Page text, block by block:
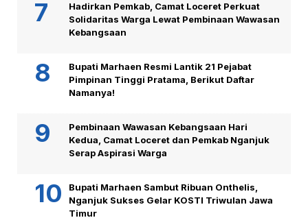
Hadirkan Pemkab, Camat Loceret Perkuat
Solidaritas Warga Lewat Pembinaan Wawasan
Kebangsaan
Bupati Marhaen Resmi Lantik 21 Pejabat
Pimpinan Tinggi Pratama, Berikut Daftar
Namanya!
Pembinaan Wawasan Kebangsaan Hari
Kedua, Camat Loceret dan Pemkab Nganjuk
Serap Aspirasi Warga
Bupati Marhaen Sambut Ribuan Onthelis,
Nganjuk Sukses Gelar KOSTI Triwulan Jawa
Timur